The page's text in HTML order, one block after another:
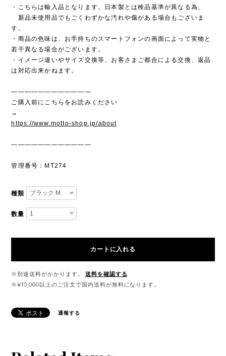
・こちらは輸入品となります。日本製とは検品基準が異なる為、
新品未使用品でもごくわずかな汚れや傷がある場合もございま
す。
・商品の色味は、お手持ちのスマートフォンの画面によって実物と
若干異なる場合がございます。
・イメージ違いやサイズ交換等、お客さまご都合による交換、返品
は対応出来かねます。
————————————
ご購入前にこちらをお読みください
→
https://www.motto-shop.jp/about
————————————
管理番号：MT274
種類
数量
カートに入れる
※別途送料がかかります。
送料を確認する
※¥10,000以上のご注文で国内送料が無料になります。
通報する